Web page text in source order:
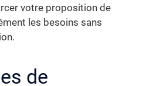
votre proposition de
les besoins sans
de